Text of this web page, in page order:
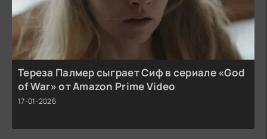
Тереза Палмер сыграет Сиф в сериале «God
of War» от Amazon Prime Video
17-01-2026